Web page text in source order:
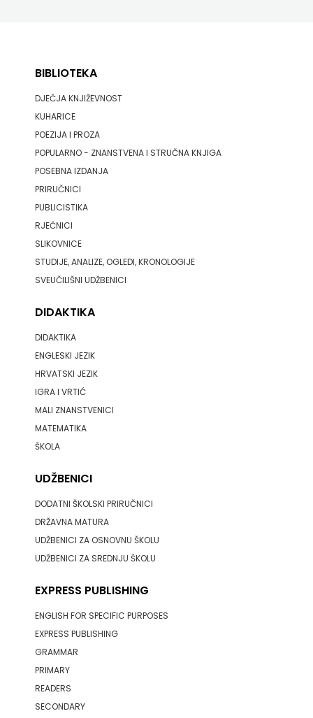
BIBLIOTEKA
DJEČJA KNJIŽEVNOST
KUHARICE
POEZIJA I PROZA
POPULARNO - ZNANSTVENA I STRUČNA KNJIGA
POSEBNA IZDANJA
PRIRUČNICI
PUBLICISTIKA
RJEČNICI
SLIKOVNICE
STUDIJE, ANALIZE, OGLEDI, KRONOLOGIJE
SVEUČILIŠNI UDŽBENICI
DIDAKTIKA
DIDAKTIKA
ENGLESKI JEZIK
HRVATSKI JEZIK
IGRA I VRTIĆ
MALI ZNANSTVENICI
MATEMATIKA
ŠKOLA
UDŽBENICI
DODATNI ŠKOLSKI PRIRUČNICI
DRŽAVNA MATURA
UDŽBENICI ZA OSNOVNU ŠKOLU
UDŽBENICI ZA SREDNJU ŠKOLU
EXPRESS PUBLISHING
ENGLISH FOR SPECIFIC PURPOSES
EXPRESS PUBLISHING
GRAMMAR
PRIMARY
READERS
SECONDARY